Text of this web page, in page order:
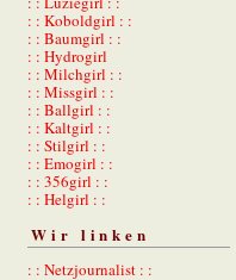
: : Koboldgirl : :
: : Baumgirl : :
: : Hydrogirl
: : Milchgirl : :
: : Missgirl : :
: : Ballgirl : :
: : Kaltgirl : :
: : Stilgirl : :
: : Emogirl : :
: : 356girl : :
: : Helgirl : :
Wir linken
: : Netzjournalist : :